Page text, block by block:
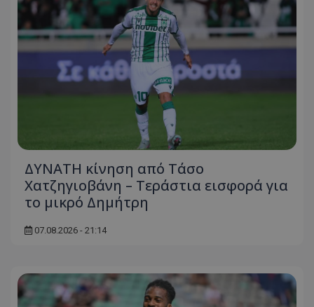
ΔΥΝΑΤΗ κίνηση από Τάσο
Χατζηγιοβάνη – Τεράστια εισφορά για
το μικρό Δημήτρη
07.08.2026 - 21:14